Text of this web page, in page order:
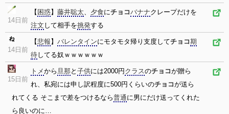
14日前
【 困惑】 藤井聡太、 夕食にチョコバナナクレープだけを
注文 して相手を挑発する
14日前
【悲報 】 バレンタインにモタモタ帰り支度してチョコ期
待してる奴ｗｗｗｗｗｗ
15日前
トメから旦那 と 子供には2000円 クラスのチョコが贈ら
れ、私宛には申し訳程度に500円くらいのチョコが送ら
れてくる そこまで差をつけるなら普通に男にだけ送ってくれた
ら良いのに…